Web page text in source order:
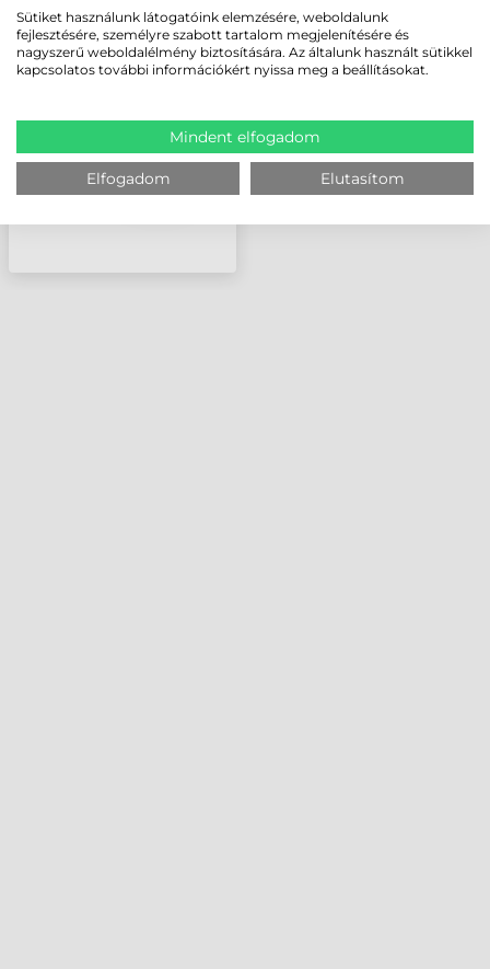
ZEBRA NYOMTATÓFEJ,
ZT200, 12 DOTS/MM (300
DPI)
Sütiket használunk látogatóink elemzésére, weboldalunk
fejlesztésére, személyre szabott tartalom megjelenítésére és
nagyszerű weboldalélmény biztosítására. Az általunk használt sütikkel
kapcsolatos további információkért nyissa meg a beállításokat.
Mindent elfogadom
Elfogadom Elutasítom